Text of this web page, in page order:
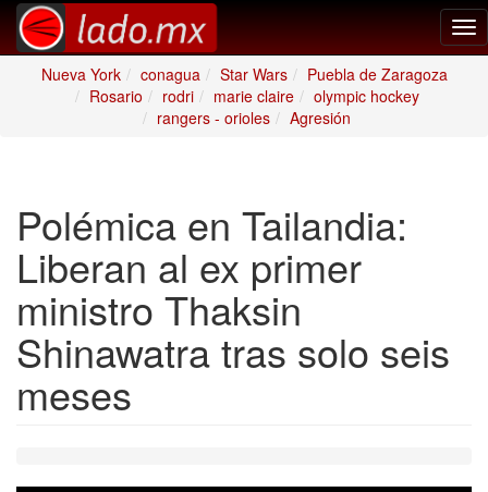
Nueva York
conagua Star Wars
Puebla de Zaragoza
Rosario
rodri marie claire
olympic hockey
rangers - orioles
Agresión
Polémica en Tailandia:
Liberan al ex primer
ministro Thaksin
Shinawatra tras solo seis
meses